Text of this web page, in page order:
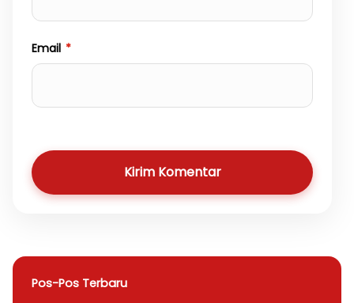
Email *
Kirim Komentar
Pos-Pos Terbaru